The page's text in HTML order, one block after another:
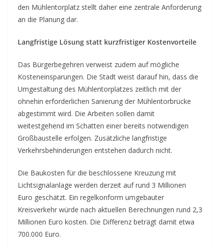
den Mühlentorplatz stellt daher eine zentrale Anforderung
an die Planung dar.
Langfristige Lösung statt kurzfristiger Kostenvorteile
Das Bürgerbegehren verweist zudem auf mögliche
Kosteneinsparungen. Die Stadt weist darauf hin, dass die
Umgestaltung des Mühlentorplatzes zeitlich mit der
ohnehin erforderlichen Sanierung der Mühlentorbrücke
abgestimmt wird. Die Arbeiten sollen damit
weitestgehend im Schatten einer bereits notwendigen
Großbaustelle erfolgen. Zusätzliche langfristige
Verkehrsbehinderungen entstehen dadurch nicht.
Die Baukosten für die beschlossene Kreuzung mit
Lichtsignalanlage werden derzeit auf rund 3 Millionen
Euro geschätzt. Ein regelkonform umgebauter
Kreisverkehr würde nach aktuellen Berechnungen rund 2,3
Millionen Euro kosten. Die Differenz beträgt damit etwa
700.000 Euro.